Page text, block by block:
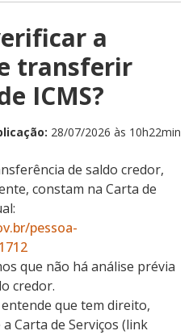
a
transferir
ICMS?
28/07/2026 às 10h22min
de saldo credor,
constam na Carta de
pessoa-
que não há análise prévia
credor.
que tem direito,
Carta de Serviços (link